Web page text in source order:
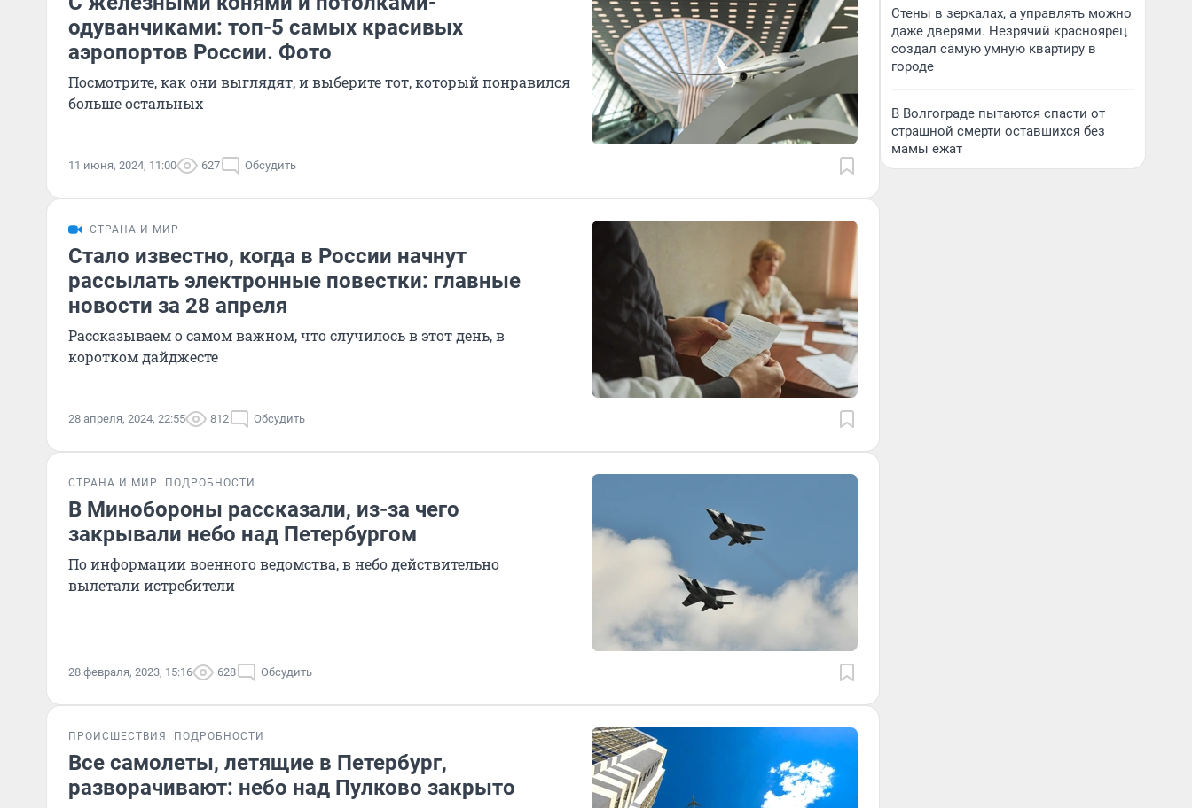
одуванчиками: топ-5 самых красивых
аэропортов России. Фото
Посмотрите, как они выглядят, и выберите тот, который понравился
больше остальных
11 июня, 2024, 11:00 627 Обсудить
СТРАНА И МИР
Стало известно, когда в России начнут
рассылать электронные повестки: главные
новости за 28 апреля
Рассказываем о самом важном, что случилось в этот день, в
коротком дайджесте
28 апреля, 2024, 22:55 812 Обсудить
СТРАНА И МИР ПОДРОБНОСТИ
В Минобороны рассказали, из-за чего
закрывали небо над Петербургом
По информации военного ведомства, в небо действительно
вылетали истребители
28 февраля, 2023, 15:16 628 Обсудить
ПРОИСШЕСТВИЯ ПОДРОБНОСТИ
Все самолеты, летящие в Петербург,
разворачивают: небо над Пулково закрыто
Стены в зеркалах, а управлять можно
даже дверями. Незрячий красноярец
создал самую умную квартиру в
городе
В Волгограде пытаются спасти от
страшной смерти оставшихся без
мамы ежат